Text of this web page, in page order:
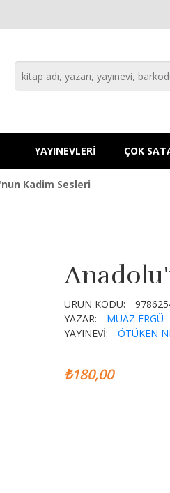
YAYINEVLERİ ÇOK
Kadim Sesleri
ÜRÜN KODU:
YAZAR:
MUAZ ERGÜ
YAYINEVİ:
ÖTÜKEN
₺180,00